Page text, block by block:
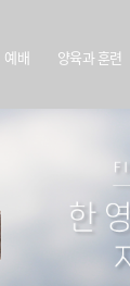
예배 양육과 훈련